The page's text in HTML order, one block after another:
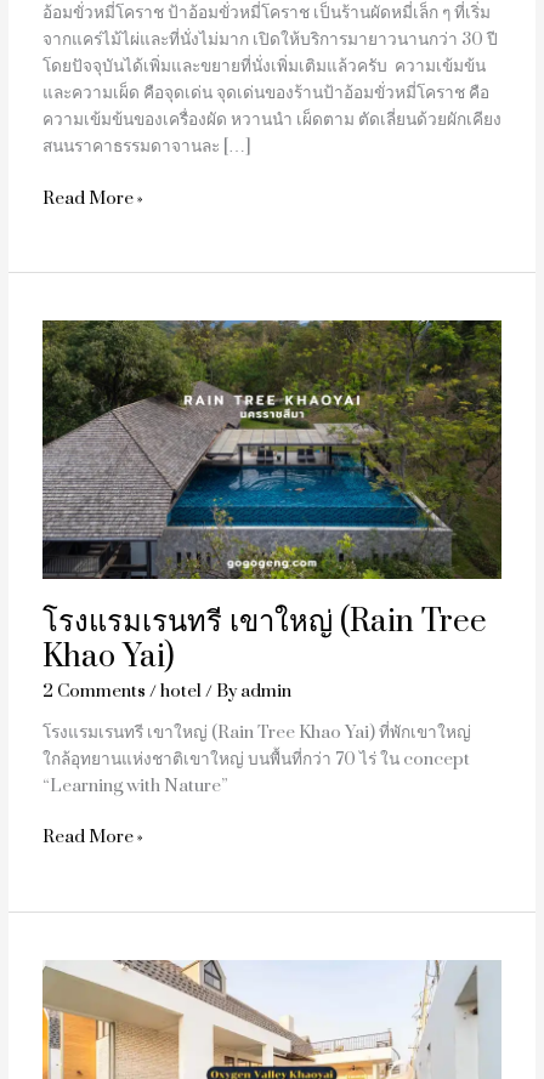
อ้อมขั่วหมี่โคราช ป้าอ้อมขั่วหมี่โคราช เป็นร้านผัดหมี่เล็ก ๆ ที่เริ่ม
จากแคร่ไม้ไผ่และที่นั่งไม่มาก เปิดให้บริการมายาวนานกว่า 30 ปี
โดยปัจจุบันได้เพิ่มและขยายที่นั่งเพิ่มเติมแล้วครับ ความเข้มข้น
และความเผ็ด คือจุดเด่น จุดเด่นของร้านป้าอ้อมขั่วหมี่โคราช คือ
ความเข้มข้นของเครื่องผัด หวานนำ เผ็ดตาม ตัดเลี่ยนด้วยผักเคียง
สนนราคาธรรมดาจานละ […]
Read More »
โรงแรมเรนทรี เขาใหญ่ (Rain Tree
Khao Yai)
2 Comments /hotel/ Byadmin
โรงแรมเรนทรี เขาใหญ่ (Rain Tree Khao Yai) ที่พักเขาใหญ่
ใกล้อุทยานแห่งชาติเขาใหญ่ บนพื้นที่กว่า 70 ไร่ ใน concept
“Learning with Nature”
โรง
แรม
เร
นทรี
เขา
ใหญ่
(Rain
Tree
Khao
Yai)
Read More »
รีวิว
Valley
Khaoyai